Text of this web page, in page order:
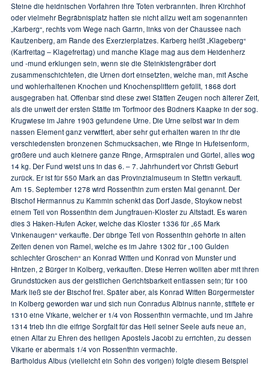
Steine die heidnischen Vorfahren ihre Toten verbrannten. Ihren Kirchhof
oder vielmehr Begräbnisplatz hatten sie nicht allzu weit am sogenannten
„Karberg“, rechts vom Wege nach Garrin, links von der Chaussee nach
Kautzenberg, am Rande des Exerzierplatzes. Karberg heißt „Klageberg“
(Karfreitag – Klagefreitag) und manche Klage mag aus dem Heidenherz
und -mund erklungen sein, wenn sie die Steinkistengräber dort
zusammenschichteten, die Urnen dort einsetzten, welche man, mit Asche
und wohlerhaltenen Knochen und Knochensplittern gefüllt, 1868 dort
ausgegraben hat. Offenbar sind diese zwei Stätten Zeugen noch älterer Zeit,
als die unweit der ersten Stätte im Torfmoor des Büdners Kaapke in der sog.
Krugwiese im Jahre 1903 gefundene Urne. Die Urne selbst war in dem
nassen Element ganz verwittert, aber sehr gut erhalten waren in ihr die
verschiedensten bronzenen Schmucksachen, wie Ringe in Hufeisenform,
größere und auch kleinere ganze Ringe, Armspiralen und Gürtel, alles wog
14 kg. Der Fund weist uns in das 6. – 7. Jahrhundert vor Christi Geburt
zurück. Er ist für 550 Mark an das Provinzialmuseum in Stettin verkauft.
Am 15. September 1278 wird Rossenthin zum ersten Mal genannt. Der
Bischof Hermannus zu Kammin schenkt das Dorf Jasde, Stoykow nebst
einem Teil von Rossenthin dem Jungfrauen-Kloster zu Altstadt. Es waren
dies 3 Haken-Hufen Acker, welche das Kloster 1336 für „65 Mark
Vinkenaugen“ verkaufte. Der übrige Teil von Rossenthin gehörte in alten
Zeiten denen von Ramel, welche es im Jahre 1302 für „100 Gulden
schlechter Groschen“ an Konrad Witten und Konrad von Munster und
Hintzen, 2 Bürger in Kolberg, verkauften. Diese Herren wollten aber mit ihren
Grundstücken aus der geistlichen Gerichtsbarkeit entlassen sein; für 100
Mark ließ sie der Bischof frei. Später aber, als Konrad Witten Bürgermeister
in Kolberg geworden war und sich nun Conradus Albinus nannte, stiftete er
1310 eine Vikarie, welcher er 1/4 von Rossenthin vermachte, und im Jahre
1314 trieb ihn die eifrige Sorgfalt für das Heil seiner Seele aufs neue an,
einen Altar zu Ehren des heiligen Apostels Jacobi zu errichten, zu dessen
Vikarie er abermals 1/4 von Rossenthin vermachte.
Bartholdus Albus (vielleicht ein Sohn des vorigen) folgte diesem Beispiel